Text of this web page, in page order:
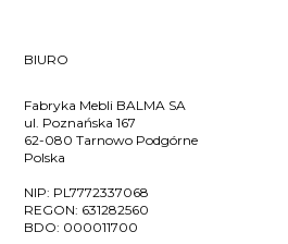
BIURO
Fabryka Mebli BALMA SA
ul. Poznańska 167
62-080 Tarnowo Podgórne
Polska
NIP: PL7772337068
REGON: 631282560
BDO: 000011700